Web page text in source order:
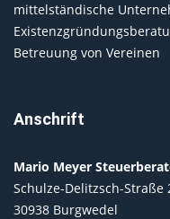
mittelständische
Betreuung von Vereinen
Anschrift
Mario Meyer
Schulze-Delitzsch-Straße
30938 Burgwedel